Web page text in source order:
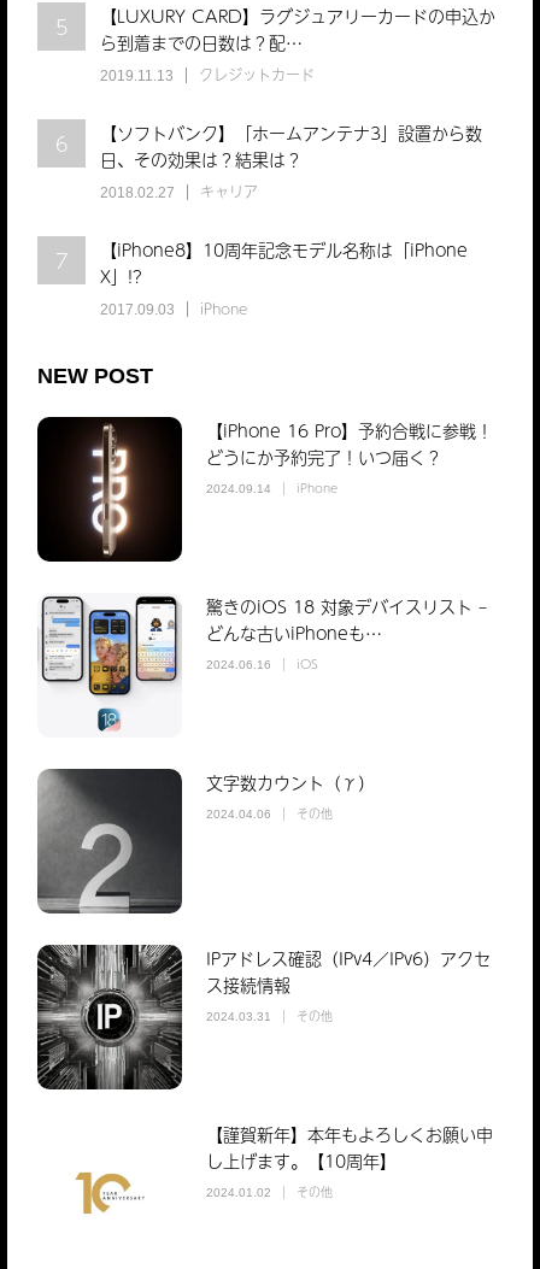
5
【LUXURY CARD】ラグジュアリーカードの申込か
ら到着までの日数は？配…
2019.11.13 クレジットカード
6
【ソフトバンク】「ホームアンテナ3」設置から数
日、その効果は？結果は？
2018.02.27 キャリア
7
【iPhone8】10周年記念モデル名称は「iPhone
X」!?
2017.09.03 iPhone
NEW POST
【iPhone 16 Pro】予約合戦に参戦！
どうにか予約完了！いつ届く？
2024.09.14 iPhone
驚きのiOS 18 対象デバイスリスト –
どんな古いiPhoneも…
2024.06.16 iOS
文字数カウント（γ）
2024.04.06 その他
IPアドレス確認（IPv4／IPv6）アクセ
ス接続情報
2024.03.31 その他
【謹賀新年】本年もよろしくお願い申
し上げます。【10周年】
2024.01.02 その他